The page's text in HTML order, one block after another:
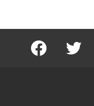
facebook twitter